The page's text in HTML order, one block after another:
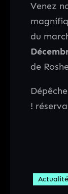
Venez
du
de
!